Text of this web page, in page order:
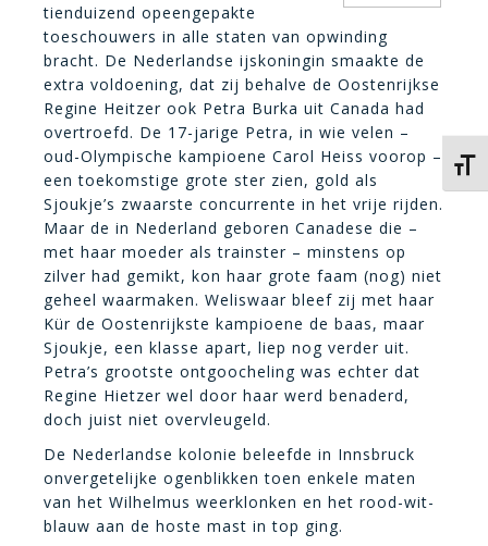
tienduizend opeengepakte
toeschouwers in alle staten van opwinding
bracht. De Nederlandse ijskoningin smaakte de
extra voldoening, dat zij behalve de Oostenrijkse
Regine Heitzer ook Petra Burka uit Canada had
overtroefd. De 17-jarige Petra, in wie velen –
oud-Olympische kampioene Carol Heiss voorop –
een toekomstige grote ster zien, gold als
Sjoukje’s zwaarste concurrente in het vrije rijden.
Maar de in Nederland geboren Canadese die –
met haar moeder als trainster – minstens op
zilver had gemikt, kon haar grote faam (nog) niet
geheel waarmaken. Weliswaar bleef zij met haar
Kür de Oostenrijkste kampioene de baas, maar
Sjoukje, een klasse apart, liep nog verder uit.
Petra’s grootste ontgoocheling was echter dat
Regine Hietzer wel door haar werd benaderd,
doch juist niet overvleugeld.
De Nederlandse kolonie beleefde in Innsbruck
onvergetelijke ogenblikken toen enkele maten
van het Wilhelmus weerklonken en het rood-wit-
blauw aan de hoste mast in top ging.